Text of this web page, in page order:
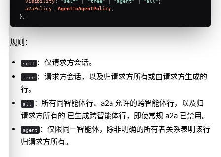
a2aPolicy: AgentToAgentPolicy;
};
规则：
self ：仅请求方会话。
tree ：请求方会话，以及归请求方所有或由请求方生成的
行。
all
：所有同智能体行、a2a 允许的跨智能体行，以及归
请求方所有的 已生成跨智能体行，即使常规 a2a 已禁用。
agent
：仅限同一智能体，除非明确的所有者关系表明该行
归请求方所有。